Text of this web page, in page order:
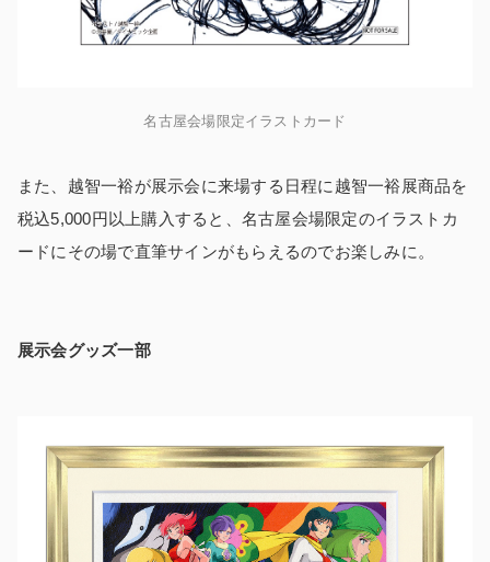
名古屋会場限定イラストカード
また、越智一裕が展示会に来場する日程に越智一裕展商品を
税込5,000円以上購入すると、名古屋会場限定のイラストカ
ードにその場で直筆サインがもらえるのでお楽しみに。
展示会グッズ一部